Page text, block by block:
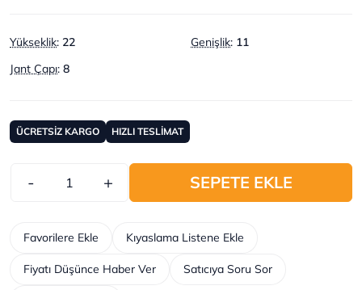
Yükseklik: 22 Genişlik: 11
Jant Çapı: 8
ÜCRETSİZ KARGO HIZLI TESLİMAT
- + SEPETE EKLE
Kıyaslama Listene Ekle
Favorilere Ekle
Fiyatı Düşünce Haber Ver Satıcıya Soru Sor